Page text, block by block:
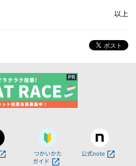
以上
つかいかた
ガイド
公式note